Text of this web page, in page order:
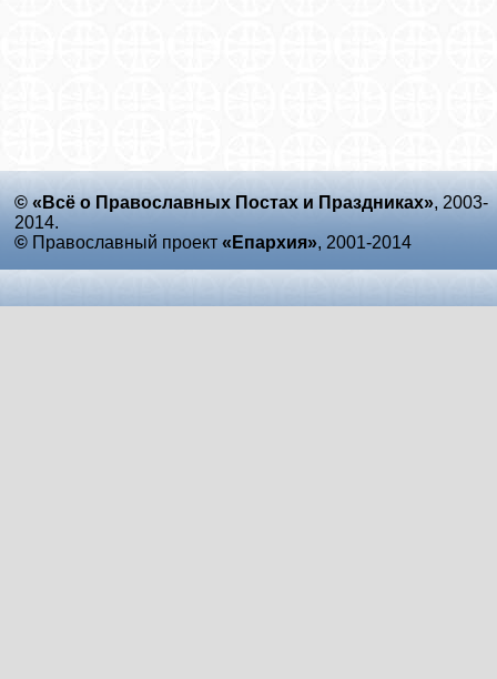
© «Всё о Православных Постах и Праздниках», 2003-
2014.
© Православный проект «Епархия», 2001-2014